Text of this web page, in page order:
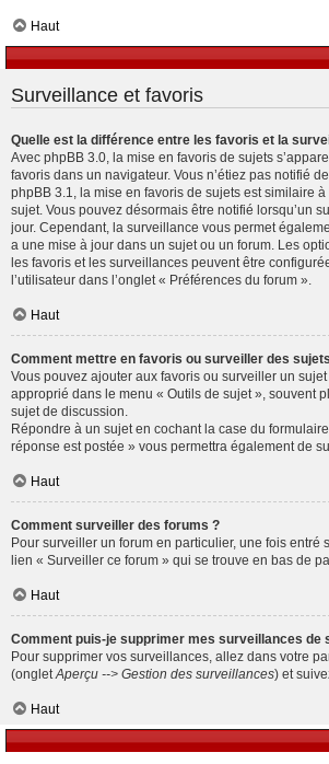
Haut
Surveillance et favoris
Quelle est la différence entre les favoris et la
Avec phpBB 3.0, la mise en favoris de sujets
favoris dans un navigateur. Vous n’étiez pas notifié
phpBB 3.1, la mise en favoris de sujets est similaire à
sujet. Vous pouvez désormais être notifié lorsqu’un
jour. Cependant, la surveillance vous permet
a une mise à jour dans un sujet ou un forum. Les
les favoris et les surveillances peuvent être
l’utilisateur dans l’onglet « Préférences du forum ».
Haut
Comment mettre en favoris ou surveiller des
Vous pouvez ajouter aux favoris ou surveiller un
approprié dans le menu « Outils de sujet », souvent
sujet de discussion.
Répondre à un sujet en cochant la case du formulaire
réponse est postée » vous permettra également de
Haut
Comment surveiller des forums ?
Pour surveiller un forum en particulier, une fois entré
lien « Surveiller ce forum » qui se trouve en bas de
Haut
Comment puis-je supprimer mes surveillances de
Pour supprimer vos surveillances, allez dans votre
(onglet Aperçu --> Gestion des surveillances) et
Haut